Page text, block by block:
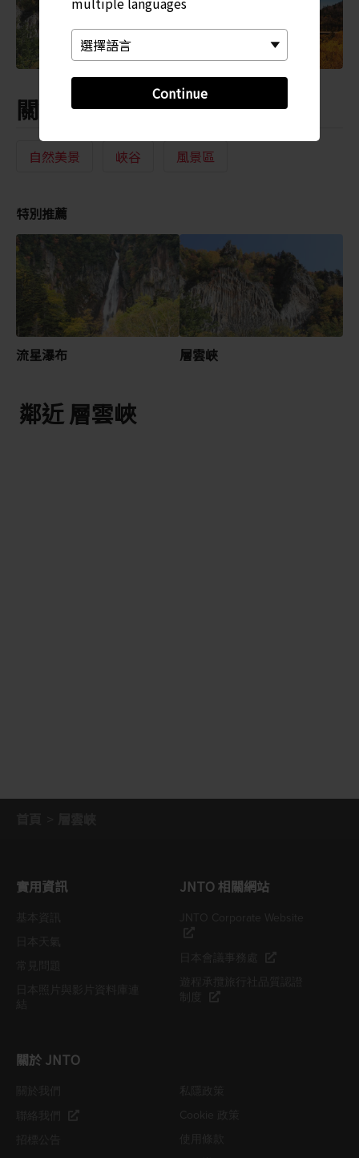
Continue
關鍵字
自然美景 峽谷 風景區
特別推薦
流星瀑布 層雲峽
鄰近 層雲峽
實用資訊 JNTO 相關網站
關於 JNTO